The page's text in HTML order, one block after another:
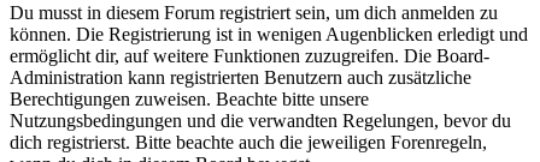
Du musst in diesem Forum registriert sein, um dich anmelden zu
können. Die Registrierung ist in wenigen Augenblicken erledigt und
ermöglicht dir, auf weitere Funktionen zuzugreifen. Die Board-
Administration kann registrierten Benutzern auch zusätzliche
Berechtigungen zuweisen. Beachte bitte unsere
Nutzungsbedingungen und die verwandten Regelungen, bevor du
dich registrierst. Bitte beachte auch die jeweiligen Forenregeln,